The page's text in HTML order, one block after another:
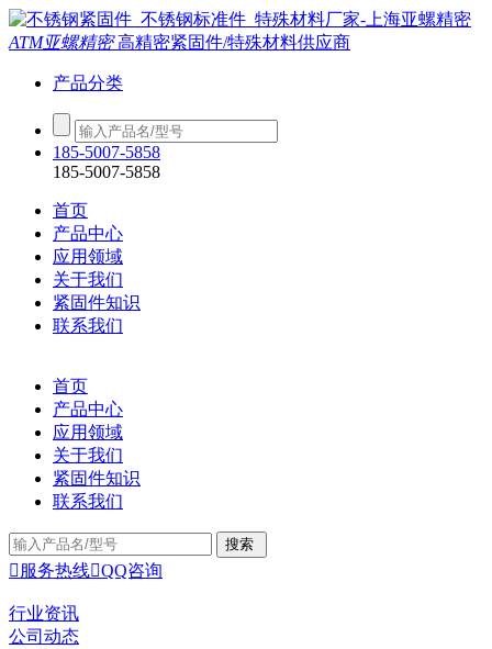
ATM亚螺精密高精密紧固件/特殊材料供应商
产品分类
185-5007-5858
185-5007-5858
首页
产品中心
应用领域
关于我们
紧固件知识
联系我们
首页
产品中心
应用领域
关于我们
紧固件知识
联系我们
 服务热线QQ咨询
行业资讯
公司动态